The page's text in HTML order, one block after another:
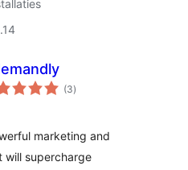
(3totaal
waarderingen
)
marketing and
will supercharge